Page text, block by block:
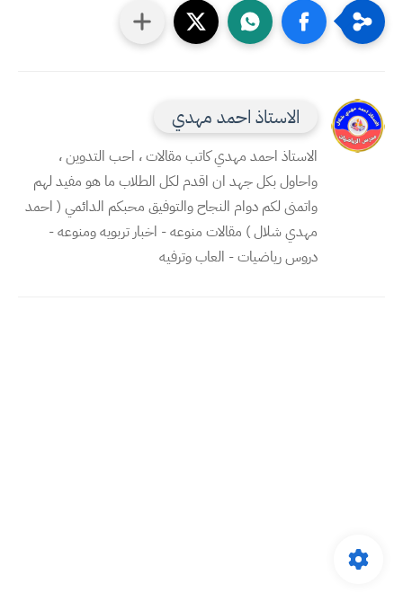
الاستاذ احمد مهدي
الاستاذ احمد مهدي كاتب مقالات ، احب التدوين ،
واحاول بكل جهد ان اقدم لكل الطلاب ما هو مفيد لهم
واتمنى لكم دوام النجاح والتوفيق محبكم الدائمي ( احمد
مهدي شلال ) مقالات منوعه - اخبار تربويه ومنوعه -
دروس رياضيات - العاب وترفيه